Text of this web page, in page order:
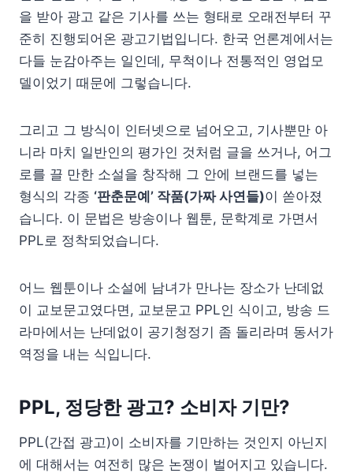
을 받아 광고 같은 기사를 쓰는 형태로 오래전부터 꾸
준히 진행되어온 광고기법입니다. 한국 언론계에서는
다들 눈감아주는 일인데, 무척이나 전통적인 영업모
델이었기 때문에 그렇습니다.
그리고 그 방식이 인터넷으로 넘어오고, 기사뿐만 아
니라 마치 일반인의 평가인 것처럼 글을 쓰거나, 어그
로를 끌 만한 소설을 창작해 그 안에 브랜드를 넣는
형식의 각종 ‘판춘문예’ 작품(가짜 사연들)이 쏟아졌
습니다. 이 문법은 방송이나 웹툰, 문학계로 가면서
PPL로 정착되었습니다.
어느 웹툰이나 소설에 남녀가 만나는 장소가 난데없
이 교보문고였다면, 교보문고 PPL인 식이고, 방송 드
라마에서는 난데없이 공기청정기 좀 돌리라며 동서가
역정을 내는 식입니다.
PPL, 정당한 광고? 소비자 기만?
PPL(간접 광고)이 소비자를 기만하는 것인지 아닌지
에 대해서는 여전히 많은 논쟁이 벌어지고 있습니다.